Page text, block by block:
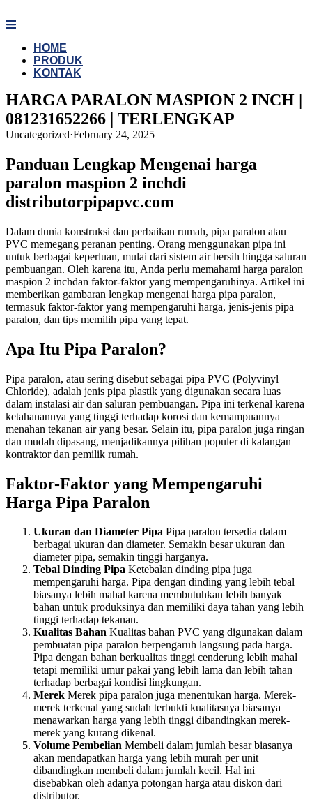
to
HOME
PRODUK
KONTAK
HARGA PARALON MASPION 2 INCH |
081231652266 | TERLENGKAP
Uncategorized·February 24, 2025
Panduan Lengkap Mengenai harga
paralon maspion 2 inchdi
distributorpipapvc.com
Dalam dunia konstruksi dan perbaikan rumah, pipa paralon atau
PVC memegang peranan penting. Orang menggunakan pipa ini
untuk berbagai keperluan, mulai dari sistem air bersih hingga saluran
pembuangan. Oleh karena itu, Anda perlu memahami harga paralon
maspion 2 inchdan faktor-faktor yang mempengaruhinya. Artikel ini
memberikan gambaran lengkap mengenai harga pipa paralon,
termasuk faktor-faktor yang mempengaruhi harga, jenis-jenis pipa
paralon, dan tips memilih pipa yang tepat.
Apa Itu Pipa Paralon?
Pipa paralon, atau sering disebut sebagai pipa PVC (Polyvinyl
Chloride), adalah jenis pipa plastik yang digunakan secara luas
dalam instalasi air dan saluran pembuangan. Pipa ini terkenal karena
ketahanannya yang tinggi terhadap korosi dan kemampuannya
menahan tekanan air yang besar. Selain itu, pipa paralon juga ringan
dan mudah dipasang, menjadikannya pilihan populer di kalangan
kontraktor dan pemilik rumah.
Faktor-Faktor yang Mempengaruhi
Harga Pipa Paralon
Ukuran dan Diameter Pipa Pipa paralon tersedia dalam
berbagai ukuran dan diameter. Semakin besar ukuran dan
diameter pipa, semakin tinggi harganya.
Tebal Dinding Pipa Ketebalan dinding pipa juga
mempengaruhi harga. Pipa dengan dinding yang lebih tebal
biasanya lebih mahal karena membutuhkan lebih banyak
bahan untuk produksinya dan memiliki daya tahan yang lebih
tinggi terhadap tekanan.
Kualitas Bahan Kualitas bahan PVC yang digunakan dalam
pembuatan pipa paralon berpengaruh langsung pada harga.
Pipa dengan bahan berkualitas tinggi cenderung lebih mahal
tetapi memiliki umur pakai yang lebih lama dan lebih tahan
terhadap berbagai kondisi lingkungan.
Merek Merek pipa paralon juga menentukan harga. Merek-
merek terkenal yang sudah terbukti kualitasnya biasanya
menawarkan harga yang lebih tinggi dibandingkan merek-
merek yang kurang dikenal.
Volume Pembelian Membeli dalam jumlah besar biasanya
akan mendapatkan harga yang lebih murah per unit
dibandingkan membeli dalam jumlah kecil. Hal ini
disebabkan oleh adanya potongan harga atau diskon dari
distributor.